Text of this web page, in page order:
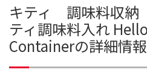
キティ 調味料収納
ティ調味料入れ
Containerの詳細情報